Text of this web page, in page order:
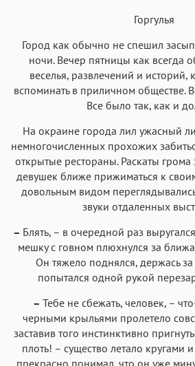
Roboto Garamond Fira
Аа
Iowan
Аа
San Francisco SF
Аа
Helvetica Neue
Аа
Аа
Courier
Аа
Courier New
Горгулья
Город как обычно не спешил
ночи. Вечер пятницы как всегда
веселья, развлечений и
вспоминать в приличном обществе.
Все было так, как и
На окраине города лил ужасный
немногочисленных прохожих
открытые рестораны. Раскаты
девушек ближе прижиматься к
довольным видом
звуки отдаленных
– Блять, – в очередной раз
мешку с говном плюхнулся за
Он тяжело поднялся, держась за
попытался одной рукой
– Тебе не сбежать, человек, –
черными крыльями пролетело
заставив того инстинктивно
плоть! – существо летало кругами
прекрасно понимал, что он уже